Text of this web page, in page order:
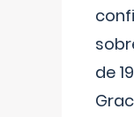
de